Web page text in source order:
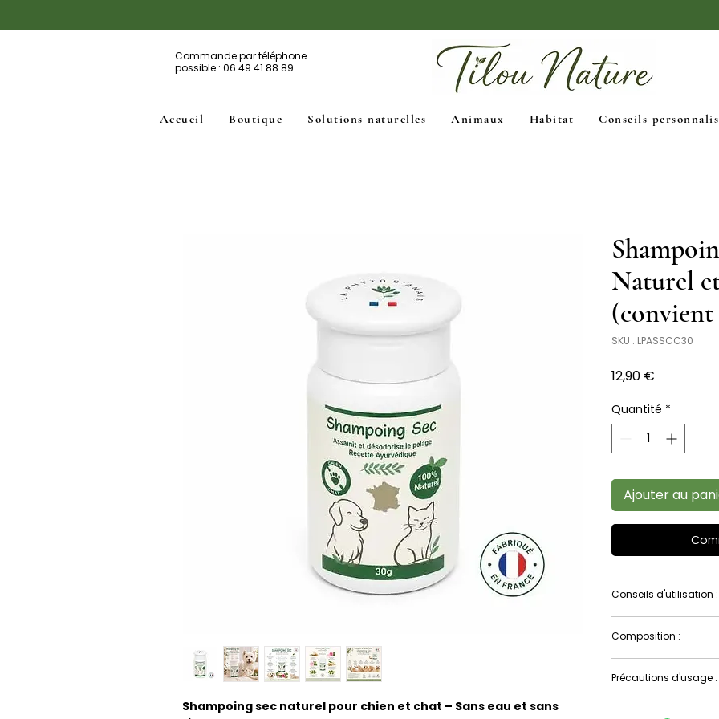
Commande par téléphone
possible : 06 49 41 88 89
Accueil Boutique Solutions naturelles Animaux Habitat Conseils
Shampoing sec naturel pour chien et chat – Sans eau et sans
Naturel
(convient
SKU : LPASSCC30
12,90 €
Quantité *
Ajouter au
Conseils d'utilisation :
ou chat, en
muqueuses.
pénétrer la poudre
Composition :
Neem, Kapoor
Précautions d'usage :